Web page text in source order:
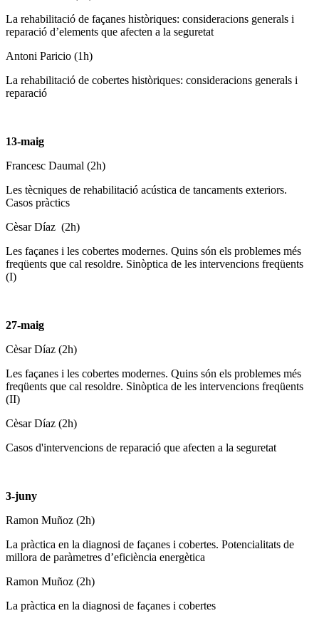
La rehabilitació de façanes històriques: consideracions generals i
reparació d’elements que afecten a la seguretat
Antoni Paricio (1h)
La rehabilitació de cobertes històriques: consideracions generals i
reparació
13-maig
Francesc Daumal (2h)
Les tècniques de rehabilitació acústica de tancaments exteriors.
Casos pràctics
Cèsar Díaz (2h)
Les façanes i les cobertes modernes. Quins són els problemes més
freqüents que cal resoldre. Sinòptica de les intervencions freqüents
(I)
27-maig
Cèsar Díaz (2h)
Les façanes i les cobertes modernes. Quins són els problemes més
freqüents que cal resoldre. Sinòptica de les intervencions freqüents
(II)
Cèsar Díaz (2h)
Casos d'intervencions de reparació que afecten a la seguretat
3-juny
Ramon Muñoz (2h)
La pràctica en la diagnosi de façanes i cobertes. Potencialitats de
millora de paràmetres d’eficiència energètica
Ramon Muñoz (2h)
La pràctica en la diagnosi de façanes i cobertes